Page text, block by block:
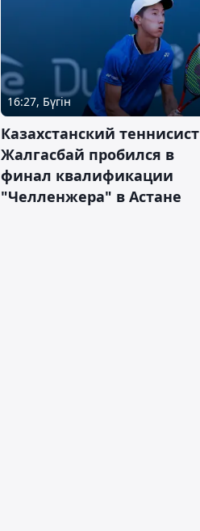
16:27, Бүгін
Казахстанский теннисист
Жалгасбай пробился в
финал квалификации
"Челленжера" в Астане